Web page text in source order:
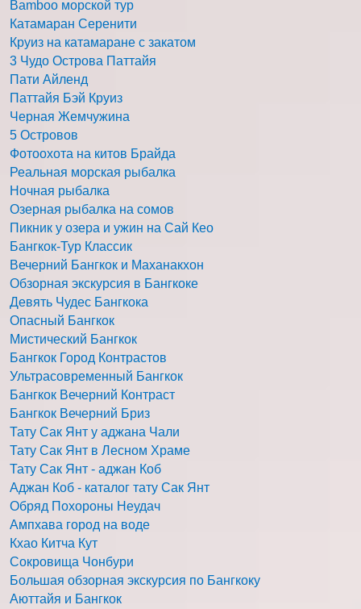
Bamboo морской тур
Катамаран Серенити
Круиз на катамаране с закатом
3 Чудо Острова Паттайя
Пати Айленд
Паттайя Бэй Круиз
Черная Жемчужина
5 Островов
Фотоохота на китов Брайда
Реальная морская рыбалка
Ночная рыбалка
Озерная рыбалка на сомов
Пикник у озера и ужин на Сай Кео
Бангкок-Тур Классик
Вечерний Бангкок и Маханакхон
Обзорная экскурсия в Бангкоке
Девять Чудес Бангкока
Опасный Бангкок
Мистический Бангкок
Бангкок Город Контрастов
Ультрасовременный Бангкок
Бангкок Вечерний Контраст
Бангкок Вечерний Бриз
Тату Сак Янт у аджана Чали
Тату Сак Янт в Лесном Храме
Тату Сак Янт - аджан Коб
Аджан Коб - каталог тату Сак Янт
Обряд Похороны Неудач
Ампхава город на воде
Кхао Китча Кут
Сокровища Чонбури
Большая обзорная экскурсия по Бангкоку
Аюттайя и Бангкок